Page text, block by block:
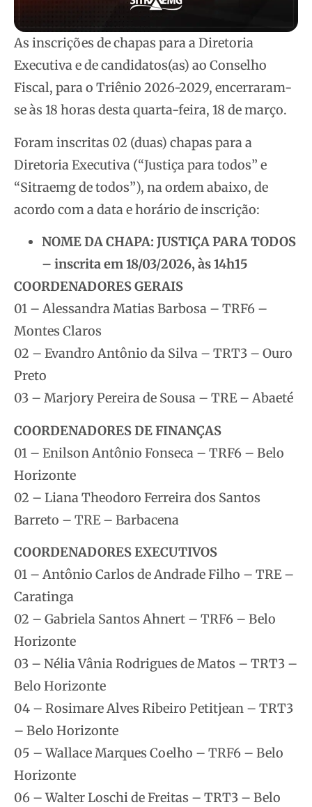
As inscrições de chapas para a Diretoria
Executiva e de candidatos(as) ao Conselho
Fiscal, para o Triênio 2026-2029, encerraram-
se às 18 horas desta quarta-feira, 18 de março.
Foram inscritas 02 (duas) chapas para a
Diretoria Executiva (“Justiça para todos” e
“Sitraemg de todos”), na ordem abaixo, de
acordo com a data e horário de inscrição:
NOME DA CHAPA: JUSTIÇA PARA TODOS
– inscrita em 18/03/2026, às 14h15
COORDENADORES GERAIS
01 – Alessandra Matias Barbosa – TRF6 –
Montes Claros
02 – Evandro Antônio da Silva – TRT3 – Ouro
Preto
03 – Marjory Pereira de Sousa – TRE – Abaeté
COORDENADORES DE FINANÇAS
01 – Enilson Antônio Fonseca – TRF6 – Belo
Horizonte
02 – Liana Theodoro Ferreira dos Santos
Barreto – TRE – Barbacena
COORDENADORES EXECUTIVOS
01 – Antônio Carlos de Andrade Filho – TRE –
Caratinga
02 – Gabriela Santos Ahnert – TRF6 – Belo
Horizonte
03 – Nélia Vânia Rodrigues de Matos – TRT3 –
Belo Horizonte
04 – Rosimare Alves Ribeiro Petitjean – TRT3
– Belo Horizonte
05 – Wallace Marques Coelho – TRF6 – Belo
Horizonte
06 – Walter Loschi de Freitas – TRT3 – Belo